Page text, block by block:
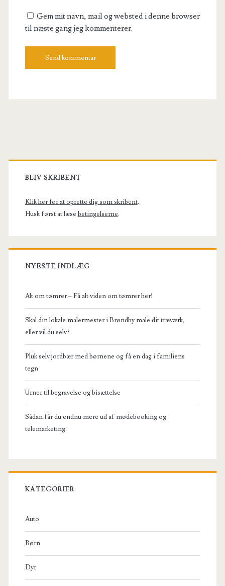
Gem mit navn, mail og websted i denne browser
til næste gang jeg kommenterer.
Primary
Sidebar
BLIV SKRIBENT
Klik her for at oprette dig som skribent.
Husk først at læse betingelserne.
NYESTE INDLÆG
Alt om tømrer – Få alt viden om tømrer her!
Skal din lokale malermester i Brøndby male dit træværk,
eller vil du selv?
Pluk selv jordbær med børnene og få en dag i familiens
tegn
Urner til begravelse og bisættelse
Sådan får du endnu mere ud af mødebooking og
telemarketing
KATEGORIER
Auto
Børn
Dyr